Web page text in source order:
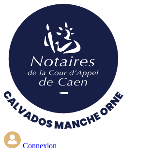
contenu
principal
Connexion